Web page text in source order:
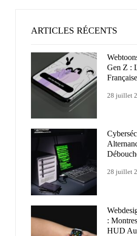
ARTICLES RÉCENTS
Gen Z :
28 juillet
28 juillet
:
HUD